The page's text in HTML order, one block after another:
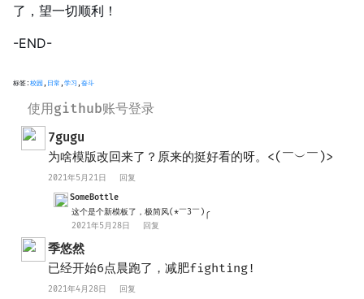
了，望一切顺利！
-END-
标签: 校园 日常 学习 奋斗
使用github账号登录
7gugu
为啥模版改回来了？原来的挺好看的呀。<(￣︶￣)>
2021年5月21日
回复
SomeBottle
这个是个新模板了，极简风(*￣3￣)╭
2021年5月28日
回复
季悠然
已经开始6点晨跑了，减肥fighting!
2021年4月28日 回复